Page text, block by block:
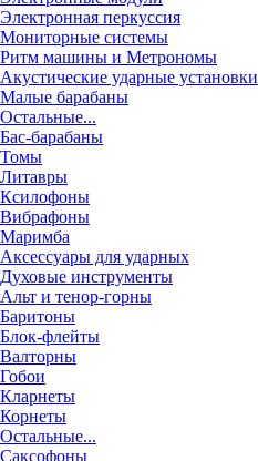
Электронная перкуссия
Мониторные системы
Ритм машины и Метрономы
Акустические ударные установки
Малые барабаны
Остальные...
Бас-барабаны
Томы
Литавры
Ксилофоны
Вибрафоны
Маримба
Аксессуары для ударных
Духовые инструменты
Альт и тенор-горны
Баритоны
Блок-флейты
Валторны
Гобои
Кларнеты
Корнеты
Остальные...
Саксофоны